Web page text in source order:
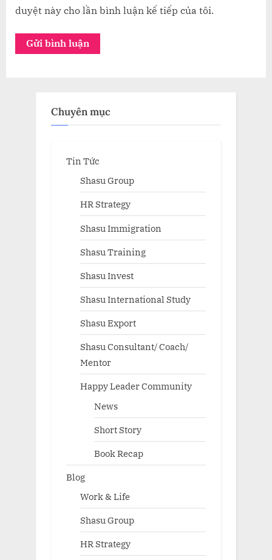
duyệt này cho lần bình luận kế tiếp của tôi.
Chuyên mục
Tin Tức
Shasu Group
HR Strategy
Shasu Immigration
Shasu Training
Shasu Invest
Shasu International Study
Shasu Export
Shasu Consultant/ Coach/
Mentor
Happy Leader Community
News
Short Story
Book Recap
Blog
Work & Life
Shasu Group
HR Strategy